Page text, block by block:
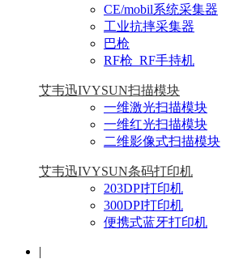
CE/mobil系统采集器
工业抗摔采集器
巴枪
RF枪_RF手持机
艾韦迅IVYSUN扫描模块
一维激光扫描模块
一维红光扫描模块
二维影像式扫描模块
艾韦迅IVYSUN条码打印机
203DPI打印机
300DPI打印机
便携式蓝牙打印机
|